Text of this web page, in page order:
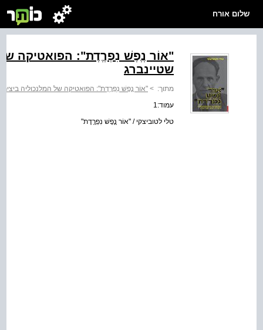
שלום אורח
"אוֹר נֶֶפֶשׁ נִפְרֶֶדֶת": הפואטיקה של
שטיינברג
מתוך: > "אוֹר נֶֶפֶשׁ נִפְרֶֶדֶת": הפואטיקה של המלנכוליה
עמוד:1
טלי לטוביצקי / "אוֹר נֶֶפֶשׁ נִפְרֶֶדֶת"